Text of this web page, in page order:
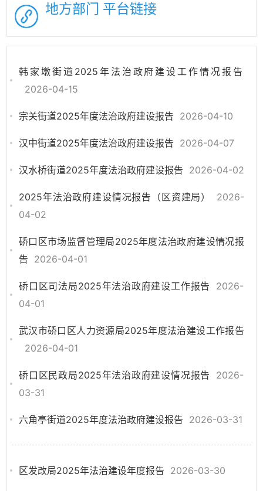
地方部门 平台链接
韩家墩街道2025年法治政府建设工作情况报告
2026-04-15
宗关街道2025年度法治政府建设报告 2026-04-10
汉中街道2025年度法治政府建设报告 2026-04-07
汉水桥街道2025年度法治政府建设报告 2026-04-02
2025年法治政府建设情况报告（区资建局）
2026-
04-02
硚口区市场监督管理局2025年度法治政府建设情况报
告 2026-04-01
硚口区司法局2025年法治政府建设工作报告
2026-
04-01
武汉市硚口区人力资源局2025年度法治建设工作报告
2026-04-01
硚口区民政局2025年法治政府建设情况报告
2026-
03-31
六角亭街道2025年度法治政府建设报告 2026-03-31
区发改局2025年法治建设年度报告 2026-03-30